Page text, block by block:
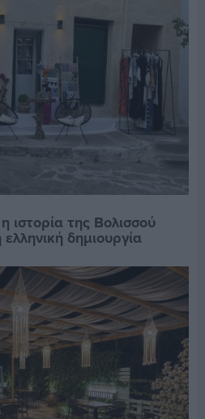
ιστορία της Βολισσού
δημιουργία